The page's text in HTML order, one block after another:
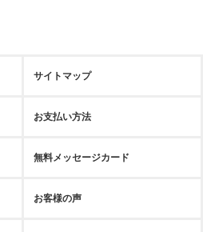
サイトマップ
お支払い方法
無料メッセージカード
お客様の声